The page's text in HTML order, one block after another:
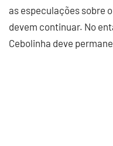
as especulações sobre
devem continuar. No
Cebolinha deve